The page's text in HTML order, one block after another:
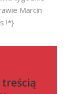
Marcin
!*}
treścią